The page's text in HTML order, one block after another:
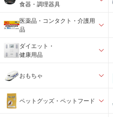
食器・調理器具
医薬品・コンタクト・介護用
品
ダイエット・
健康用品
おもちゃ
ペットグッズ・ペットフード